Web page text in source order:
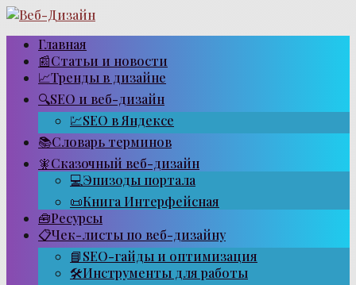
Перейти
контентуГлавная
📰Статьи и новости
📈Тренды в дизайне
🔍SEO и веб-дизайн
💹SEO в Яндексе
📚Словарь терминов
🧚Сказочный веб-дизайн
💻Эпизоды портала
📜Книга Интерфейсная
🧰Ресурсы
📋Чек-листы по веб-дизайну
📘SEO-гайды и оптимизация
🛠Инструменты для работы